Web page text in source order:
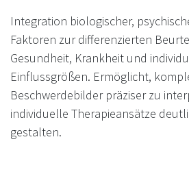
Integration biologischer,
Faktoren zur differenzierten
Gesundheit, Krankheit und
Einflussgrößen. Ermöglicht,
Beschwerdebilder präziser zu
individuelle Therapieansätze
gestalten.